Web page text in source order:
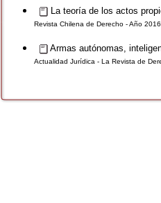
La teoría de los actos
Revista Chilena de Derecho - Año
Armas autónomas,
Actualidad Jurídica - La Revista de